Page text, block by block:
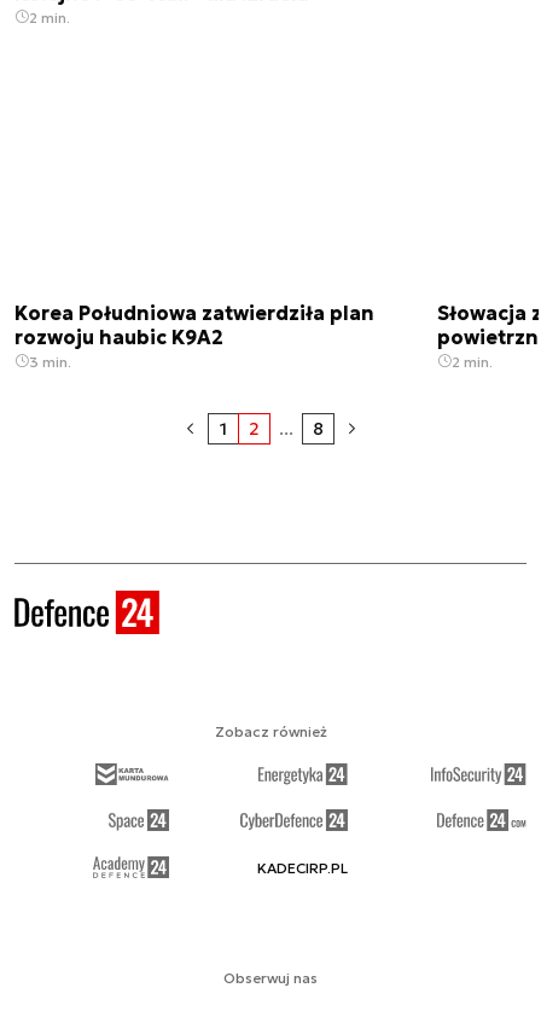
2 min.
Korea Południowa zatwierdziła plan
rozwoju haubic K9A2
3 min.
Słowacja
2 min.
1 2 ... 8
Obserwuj nas
Zobacz również
KADECIRP.PL